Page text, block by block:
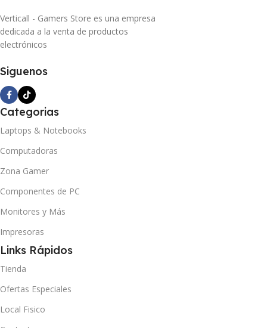
Verticall - Gamers Store es una empresa
dedicada a la venta de productos
electrónicos
Siguenos
Categorias
Laptops & Notebooks
Computadoras
Zona Gamer
Componentes de PC
Monitores y Más
Impresoras
Links Rápidos
Tienda
Ofertas Especiales
Local Fisico